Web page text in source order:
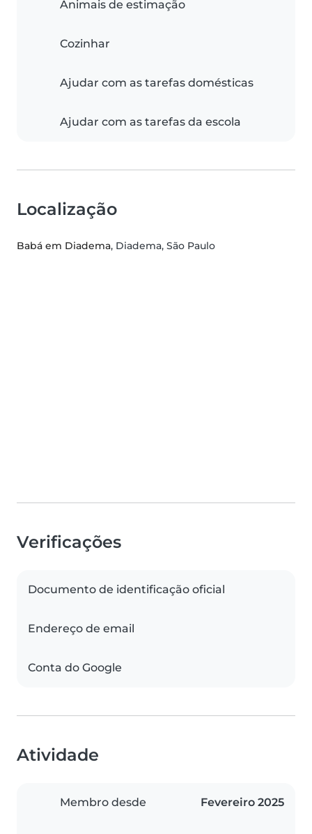
Animais de estimação
Cozinhar
Ajudar com as tarefas domésticas
Ajudar com as tarefas da escola
Localização
Babá em Diadema, Diadema, São Paulo
Verificações
Documento de identificação oficial
Endereço de email
Conta do Google
Atividade
Membro desde Fevereiro 2025